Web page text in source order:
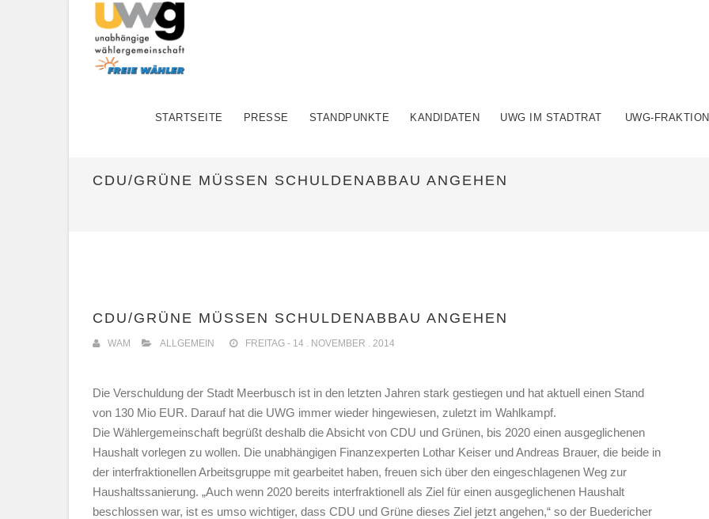
STARTSEITE PRESSE STANDPUNKTE KANDIDATEN UWG IM STADTRAT UWG-FRAKTION
CDU/GRÜNE MÜSSEN SCHULDENABBAU ANGEHEN
CDU/GRÜNE MÜSSEN SCHULDENABBAU ANGEHEN
WAM ALLGEMEIN FREITAG - 14 . NOVEMBER . 2014
Die Verschuldung der Stadt Meerbusch ist in den letzten Jahren stark gestiegen und hat aktuell einen Stand
von 130 Mio EUR. Darauf hat die UWG immer wieder hingewiesen, zuletzt im Wahlkampf.
Die Wählergemeinschaft begrüßt deshalb die Absicht von CDU und Grünen, bis 2020 einen ausgeglichenen
Haushalt vorlegen zu wollen. Die unabhängigen Finanzexperten Lothar Keiser und Andreas Brauer, die beide in
der interfraktionellen Arbeitsgruppe mit gearbeitet haben, freuen sich über den eingeschlagenen Weg zur
Haushaltssanierung. „Auch wenn 2020 bereits interfraktionell als Ziel für einen ausgeglichenen Haushalt
beschlossen war, ist es umso wichtiger, dass CDU und Grüne dieses Ziel jetzt angehen,“ so der Buedericher